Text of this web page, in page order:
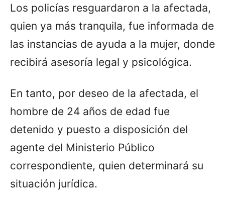
Los policías resguardaron a la afectada,
quien ya más tranquila, fue informada de
las instancias de ayuda a la mujer, donde
recibirá asesoría legal y psicológica.
En tanto, por deseo de la afectada, el
hombre de 24 años de edad fue
detenido y puesto a disposición del
agente del Ministerio Público
correspondiente, quien determinará su
situación jurídica.